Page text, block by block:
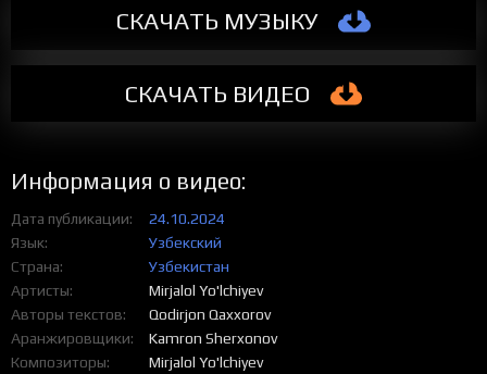
СКАЧАТЬ МУЗЫКУ
СКАЧАТЬ ВИДЕО
Информация о видео:
Дата публикации
24.10.2024
Язык
Узбекский
Страна
Узбекистан
Артисты
Mirjalol Yo'lchiyev
Авторы текстов
Qodirjon Qaxxorov
Аранжировщики
Kamron Sherxonov
Композиторы
Mirjalol Yo'lchiyev